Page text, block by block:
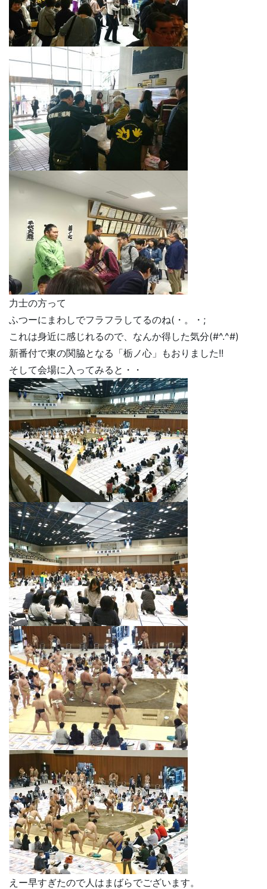
力士の方って
ふつーにまわしでフラフラしてるのね(・。・;
これは身近に感じれるので、なんか得した気分(#^.^#)
新番付で東の関脇となる「栃ノ心」もおりました!!
そして会場に入ってみると・・
えー早すぎたので人はまばらでございます。